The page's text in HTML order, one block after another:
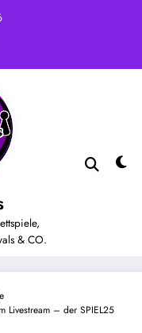
& CO.
Livestream – der SPIEL25